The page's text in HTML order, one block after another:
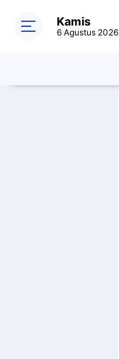
Kamis
6 Agustus 2026